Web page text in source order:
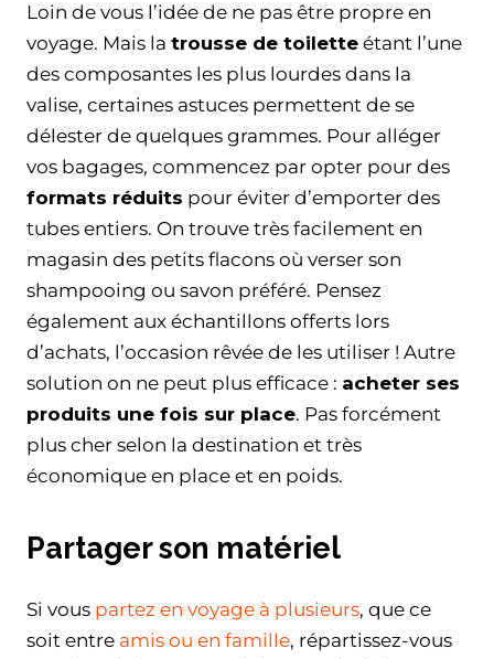
Loin de vous l’idée de ne pas être propre en
voyage. Mais la trousse de toilette étant l’une
des composantes les plus lourdes dans la
valise, certaines astuces permettent de se
délester de quelques grammes. Pour alléger
vos bagages, commencez par opter pour des
formats réduits pour éviter d’emporter des
tubes entiers. On trouve très facilement en
magasin des petits flacons où verser son
shampooing ou savon préféré. Pensez
également aux échantillons offerts lors
d’achats, l’occasion rêvée de les utiliser ! Autre
solution on ne peut plus efficace : acheter ses
produits une fois sur place. Pas forcément
plus cher selon la destination et très
économique en place et en poids.
Partager son matériel
Si vous partez en voyage à plusieurs, que ce
soit entre amis ou en famille, répartissez-vous